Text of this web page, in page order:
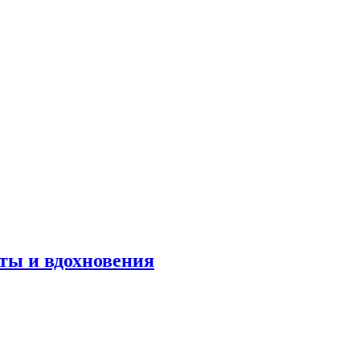
и вдохновения